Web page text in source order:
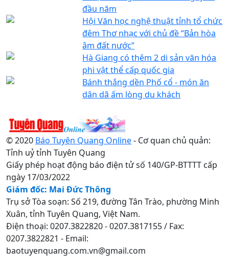
đầu năm
Hội Văn học nghệ thuật tỉnh tổ chức
đêm Thơ nhạc với chủ đề “Bản hòa
âm đất nước”
Hà Giang có thêm 2 di sản văn hóa
phi vật thể cấp quốc gia
Bánh thắng dền Phố cổ - món ăn
dân dã ấm lòng du khách
© 2020 Báo Tuyên Quang Online- Cơ quan chủ quản:
Tỉnh uỷ tỉnh Tuyên Quang
Giấy phép hoạt động báo điện tử số 140/GP-BTTTT cấp
ngày 17/03/2022
Giám đốc: Mai Đức Thông
Trụ sở Tòa soạn: Số 219, đường Tân Trào, phường Minh
Xuân, tỉnh Tuyên Quang, Việt Nam.
Điện thoại: 0207.3822820 - 0207.3817155 / Fax:
0207.3822821 - Email:
baotuyenquang.com.vn@gmail.com